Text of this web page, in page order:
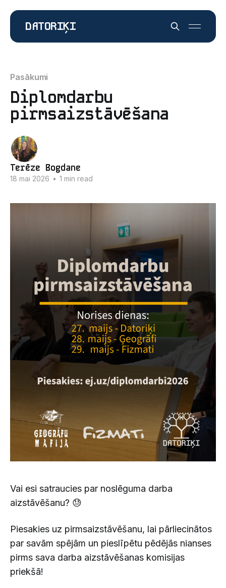
DATORIĶI
Pasākumi
Diplomdarbu
pirmsaizstāvēšana
Terēze Bogdane
18 mai 2026 • 1 min read
Vai esi satraucies par noslēguma darba
aizstāvēšanu? 😓
Piesakies uz pirmsaizstāvēšanu, lai pārliecinātos
par savām spējām un pieslīpētu pēdējās nianses
pirms sava darba aizstāvēšanas komisijas
priekšā!